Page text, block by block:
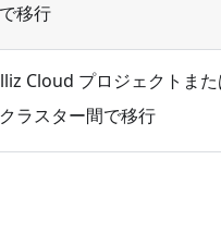
移行
Cloud プロジェクトま
ラスター間で移行